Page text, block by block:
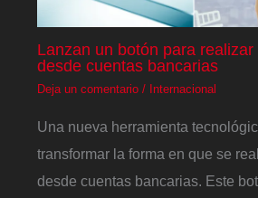
Lanzan un botón para
desde cuentas bancarias
Deja un comentario / Internacional
Una nueva herramienta
transformar la forma en que se
desde cuentas bancarias. Este